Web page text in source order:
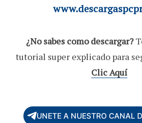
¿No sabes como descargar?
tutorial super explicado para
Clic Aquí
UNETE A NUESTRO CANAL